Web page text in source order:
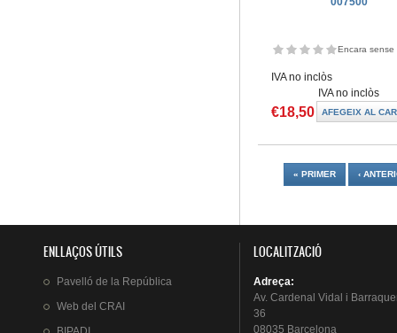
Encara sense
IVA no inclòs
IVA no inclòs
€18,50
« PRIMER ‹
ENLLAÇOS ÚTILS
Pavelló de la República
Web del CRAI
LOCALITZACIÓ
Adreça:
Av. Cardenal Vidal i
36
08035 Barcelona